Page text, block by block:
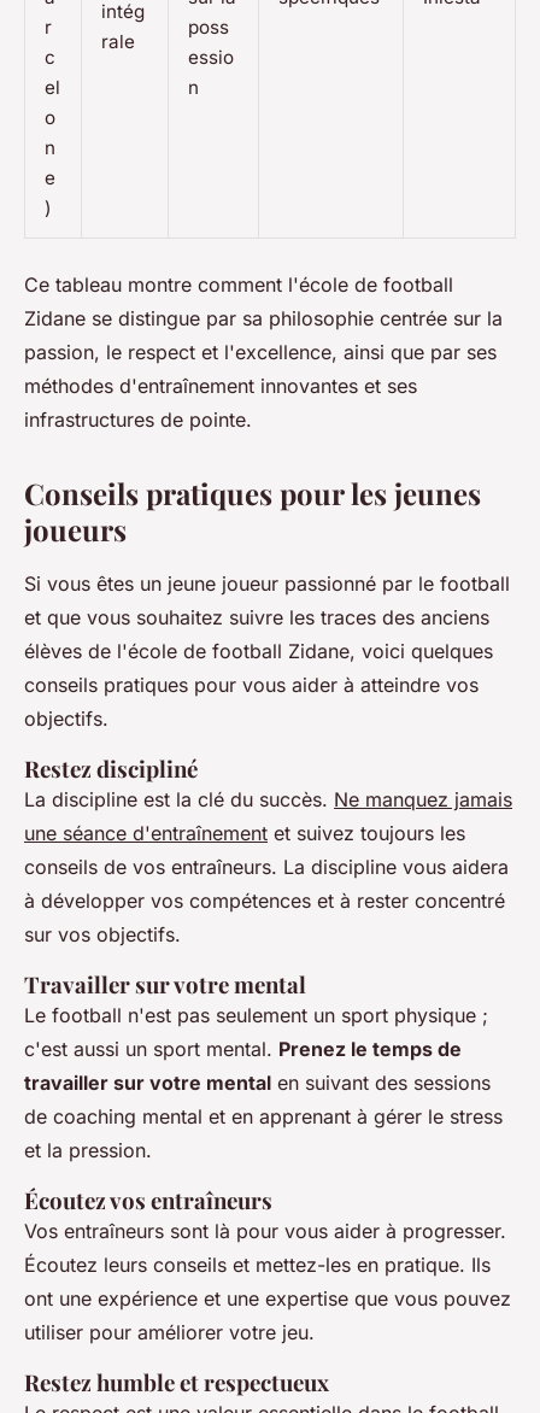
r
c
el
o
n
e
)
intég
rale
poss
essio
n
Ce tableau montre comment l'école de football
Zidane se distingue par sa philosophie centrée sur la
passion, le respect et l'excellence, ainsi que par ses
méthodes d'entraînement innovantes et ses
infrastructures de pointe.
Conseils pratiques pour les jeunes
joueurs
Si vous êtes un jeune joueur passionné par le football
et que vous souhaitez suivre les traces des anciens
élèves de l'école de football Zidane, voici quelques
conseils pratiques pour vous aider à atteindre vos
objectifs.
Restez discipliné
La discipline est la clé du succès. Ne manquez jamais
une séance d'entraînement et suivez toujours les
conseils de vos entraîneurs. La discipline vous aidera
à développer vos compétences et à rester concentré
sur vos objectifs.
Travailler sur votre mental
Le football n'est pas seulement un sport physique ;
c'est aussi un sport mental. Prenez le temps de
travailler sur votre mental en suivant des sessions
de coaching mental et en apprenant à gérer le stress
et la pression.
Écoutez vos entraîneurs
Vos entraîneurs sont là pour vous aider à progresser.
Écoutez leurs conseils et mettez-les en pratique. Ils
ont une expérience et une expertise que vous pouvez
utiliser pour améliorer votre jeu.
Restez humble et respectueux